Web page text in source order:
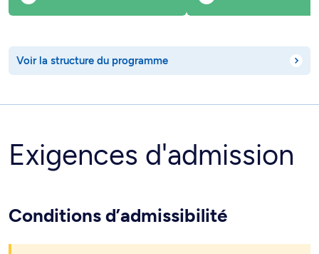
Voir la structure du programme
Exigences d'admission
Conditions d’admissibilité